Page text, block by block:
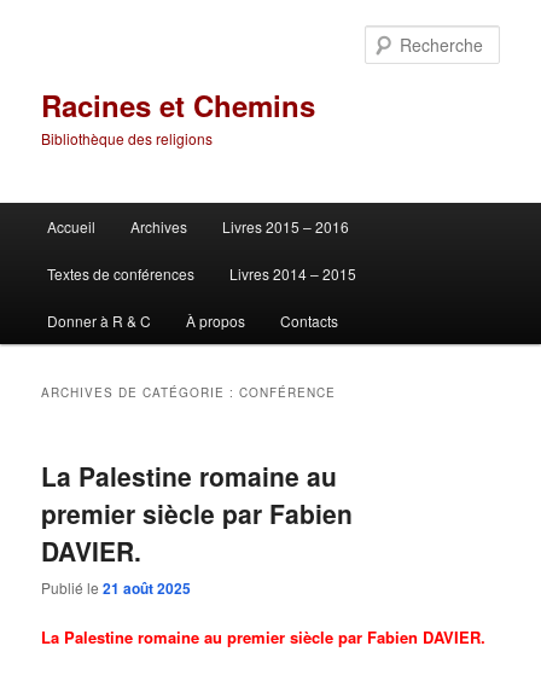
Racines et Chemins
Bibliothèque des religions
principal
Accueil Archives Livres 2015 – 2016
Textes de conférences Livres 2014 – 2015
Donner à R & C À propos Contacts
ARCHIVES DE CATÉGORIE :CONFÉRENCE
La Palestine romaine au
premier siècle par Fabien
DAVIER.
Publié le21 août 2025
La Palestine romaine au premier siècle par Fabien DAVIER.